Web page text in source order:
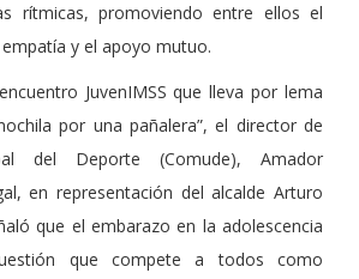
rítmicas, promoviendo entre ellos el
y el apoyo mutuo.
JuvenIMSS que lleva por lema
por una pañalera”, el director de
del Deporte (Comude), Amador
en representación del alcalde Arturo
que el embarazo en la adolescencia
que compete a todos como